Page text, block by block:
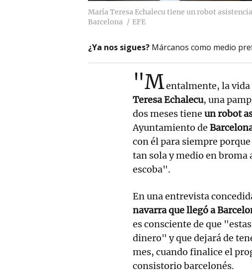
María Teresa Echalecu tiene un robot
Barcelona
EFE
¿Ya nos sigues? Márcanos como medio
"Mentalmente, la
Teresa Echalecu, una
dos meses tiene un robot
Ayuntamiento de
con él para siempre
tan sola y medio en broma
escoba".
En una entrevista
navarra que llegó a
es consciente de que
dinero" y que dejará de
mes, cuando finalice el
consistorio barcelonés.